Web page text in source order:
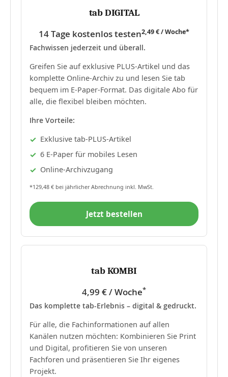
tab DIGITAL
14 Tage kostenlos testen2,49 € / Woche*
Fachwissen jederzeit und überall.
Greifen Sie auf exklusive PLUS-Artikel und das
komplette Online-Archiv zu und lesen Sie tab
bequem im E-Paper-Format. Das digitale Abo für
alle, die flexibel bleiben möchten.
Ihre Vorteile:
Exklusive tab-PLUS-Artikel
6 E-Paper für mobiles Lesen
Online-Archivzugang
*129,48 € bei jährlicher Abrechnung inkl. MwSt.
Jetzt bestellen
tab KOMBI
4,99 € / Woche*
Das komplette tab-Erlebnis – digital & gedruckt.
Für alle, die Fachinformationen auf allen
Kanälen nutzen möchten: Kombinieren Sie Print
und Digital, profitieren Sie von unseren
Fachforen und präsentieren Sie Ihr eigenes
Projekt.